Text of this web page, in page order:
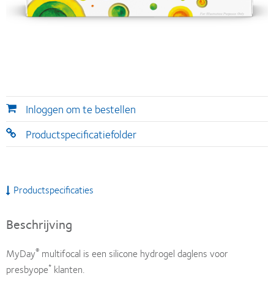
Inloggen om te bestellen
Productspecificatiefolder
Productspecificaties
Beschrijving
MyDay® multifocal is een silicone hydrogel daglens voor
presbyope* klanten.